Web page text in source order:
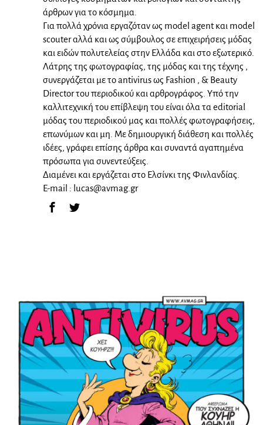
άρθρων για το κόσμημα.
Για πολλά χρόνια εργαζόταν ως model agent και model
scouter αλλά και ως σύμβουλος σε επιχειρήσεις μόδας
και ειδών πολυτελείας στην Ελλάδα και στο εξωτερικό.
Λάτρης της φωτογραφίας, της μόδας και της τέχνης ,
συνεργάζεται με το antivirus ως Fashion , & Beauty
Director του περιοδικού και αρθρογράφος. Υπό την
καλλιτεχνική του επίβλεψη του είναι όλα τα editorial
μόδας του περιοδικού μας και πολλές φωτογραφήσεις,
επωνύμων και μη. Με δημιουργική διάθεση και πολλές
ιδέες, γράφει επίσης άρθρα και συναντά αγαπημένα
πρόσωπα για συνεντεύξεις.
Διαμένει και εργάζεται στο Ελσίνκι της Φινλανδίας.
E-mail : lucas@avmag.gr